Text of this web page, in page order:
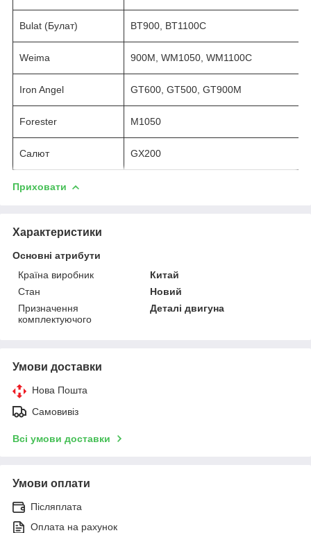
Bulat (Булат) BT900, BT1100C
Weima 900M, WM1050, WM1100C
Iron Angel GT600, GT500, GT900M
Forester M1050
Салют GX200
Приховати
Характеристики
Основні атрибути
Країна виробник
Китай
Стан
Новий
Призначення
комплектуючого
Деталі двигуна
Умови доставки
Нова Пошта
Самовивіз
Всі умови доставки
Умови оплати
Післяплата
Оплата на рахунок